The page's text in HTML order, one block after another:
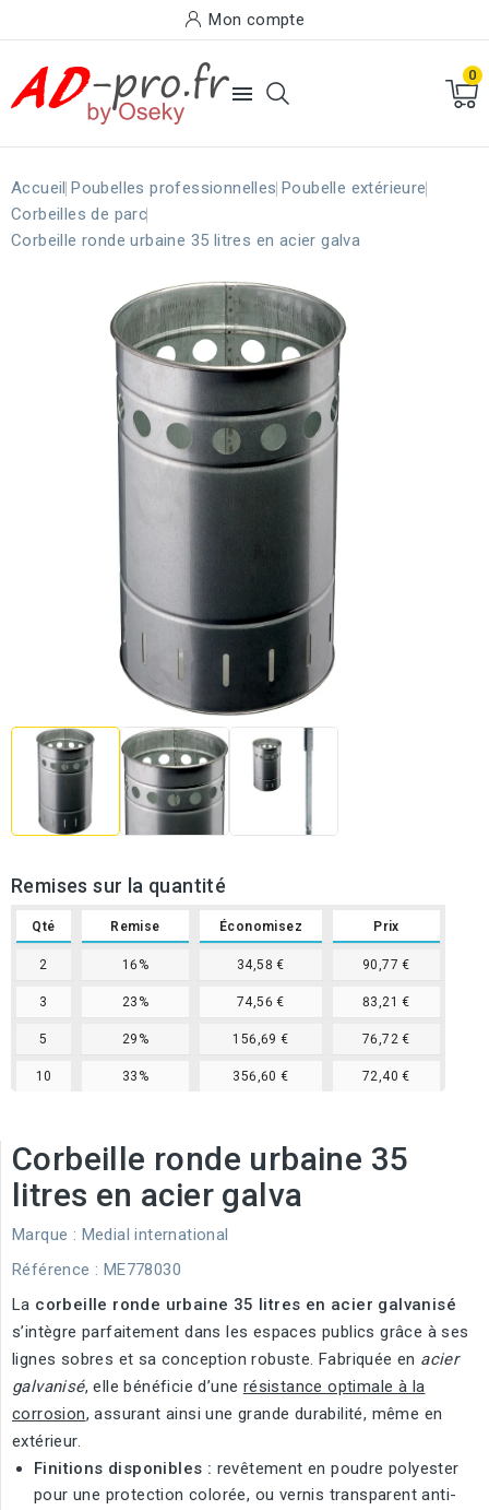
Mon compte

0
Accueil Poubelles professionnelles Poubelle extérieure
Corbeilles de parc
Corbeille ronde urbaine 35 litres en acier galva
Remises sur la quantité
Qté Remise Économisez Prix
2 16% 34,58 € 90,77 €
3 23% 74,56 € 83,21 €
5 29% 156,69 € 76,72 €
10 33% 356,60 € 72,40 €
Corbeille ronde urbaine 35
litres en acier galva
Marque : Medial international
Référence : ME778030
La corbeille ronde urbaine 35 litres en acier galvanisé
s’intègre parfaitement dans les espaces publics grâce à ses
lignes sobres et sa conception robuste. Fabriquée en acier
galvanisé, elle bénéficie d’une résistance optimale à la
corrosion, assurant ainsi une grande durabilité, même en
extérieur.
Finitions disponibles : revêtement en poudre polyester
pour une protection colorée, ou vernis transparent anti-